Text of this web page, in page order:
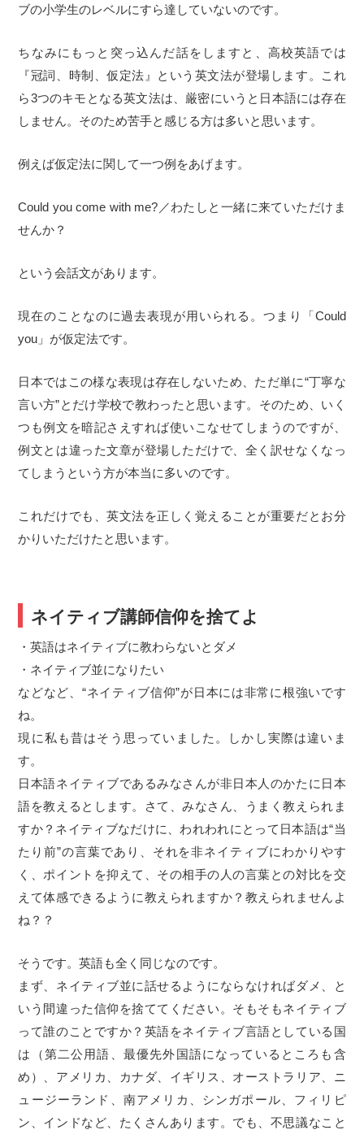
ブの小学生のレベルにすら達していないのです。
ちなみにもっと突っ込んだ話をしますと、高校英語では
『冠詞、時制、仮定法』という英文法が登場します。これ
ら3つのキモとなる英文法は、厳密にいうと日本語には存在
しません。そのため苦手と感じる方は多いと思います。
例えば仮定法に関して一つ例をあげます。
Could you come with me?／わたしと一緒に来ていただけま
せんか？
という会話文があります。
現在のことなのに過去表現が用いられる。つまり「Could
you」が仮定法です。
日本ではこの様な表現は存在しないため、ただ単に“丁寧な
言い方”とだけ学校で教わったと思います。そのため、いく
つも例文を暗記さえすれば使いこなせてしまうのですが、
例文とは違った文章が登場しただけで、全く訳せなくなっ
てしまうという方が本当に多いのです。
これだけでも、英文法を正しく覚えることが重要だとお分
かりいただけたと思います。
ネイティブ講師信仰を捨てよ
・英語はネイティブに教わらないとダメ
・ネイティブ並になりたい
などなど、“ネイティブ信仰”が日本には非常に根強いです
ね。
現に私も昔はそう思っていました。しかし実際は違いま
す。
日本語ネイティブであるみなさんが非日本人のかたに日本
語を教えるとします。さて、みなさん、うまく教えられま
すか？ネイティブなだけに、われわれにとって日本語は“当
たり前”の言葉であり、それを非ネイティブにわかりやす
く、ポイントを抑えて、その相手の人の言葉との対比を交
えて体感できるように教えられますか？教えられませんよ
ね？？
そうです。英語も全く同じなのです。
まず、ネイティブ並に話せるようにならなければダメ、と
いう間違った信仰を捨ててください。そもそもネイティブ
って誰のことですか？英語をネイティブ言語としている国
は（第二公用語、最優先外国語になっているところも含
め）、アメリカ、カナダ、イギリス、オーストラリア、ニ
ュージーランド、南アメリカ、シンガポール、フィリピ
ン、インドなど、たくさんあります。でも、不思議なこと